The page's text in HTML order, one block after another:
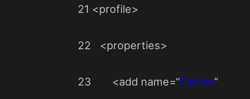
21 <profile>
22 <properties>
23 <add name=“Carrito“